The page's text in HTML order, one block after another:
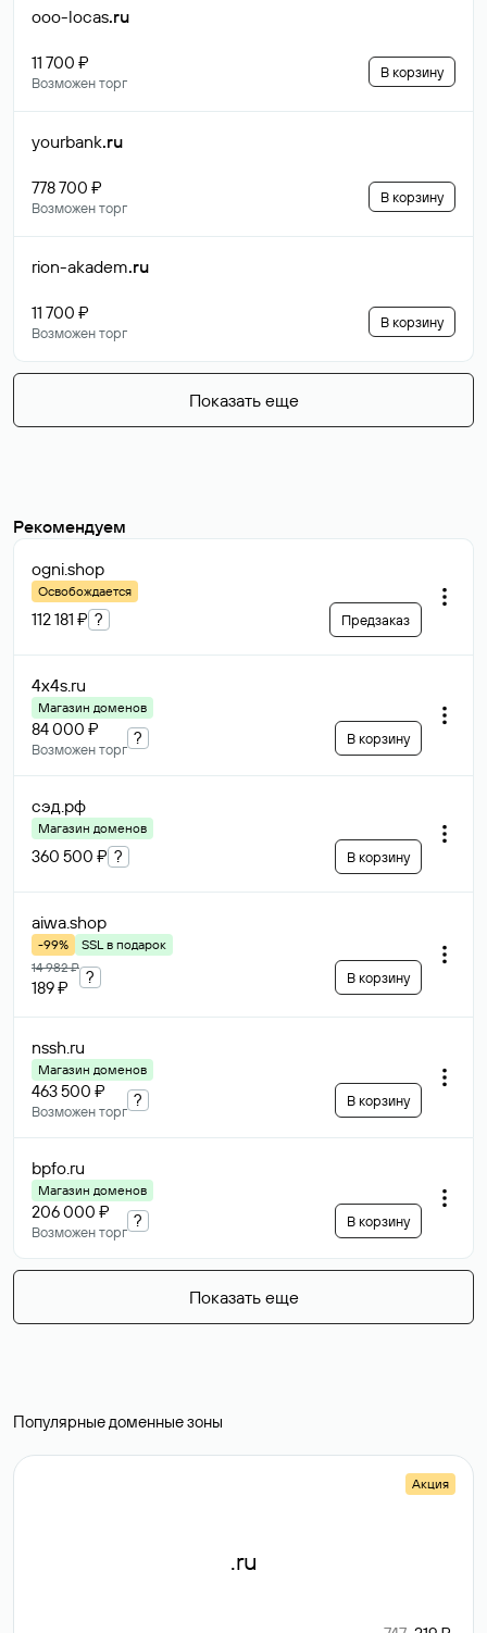
ooo-locas.ru
11 700 ₽
Возможен торг
В корзину
yourbank.ru
778 700 ₽
Возможен торг
В корзину
rion-akadem.ru
11 700 ₽
Возможен торг
В корзину
Показать еще
Рекомендуем
ogni.shop
Освобождается
112 181 ₽ ? Предзаказ
4x4s.ru
Магазин доменов
84 000 ₽
Возможен торг
? В корзину
сэд.рф
Магазин доменов
360 500 ₽ ? В корзину
aiwa.shop
-99%
SSL в подарок
14 982 ₽
189 ₽
? В корзину
nssh.ru
Магазин доменов
463 500 ₽
Возможен торг
? В корзину
bpfo.ru
Магазин доменов
206 000 ₽
Возможен торг
? В корзину
Показать еще
Популярные доменные зоны
Акция
.ru